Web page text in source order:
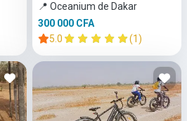
📍 Oceanium de Dakar
300 000 CFA
5.0
(1)